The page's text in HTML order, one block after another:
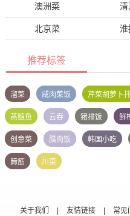
澳洲菜 清
北京菜 淮
推荐标签
溜菜 咸肉菜饭 芹菜胡萝卜
蒸鲢鱼 云吞 猪排饭 鲜
创意菜 腊肉饭 韩国小吃
蹄筋 川菜
关于我们 | 友情链接 | 常见